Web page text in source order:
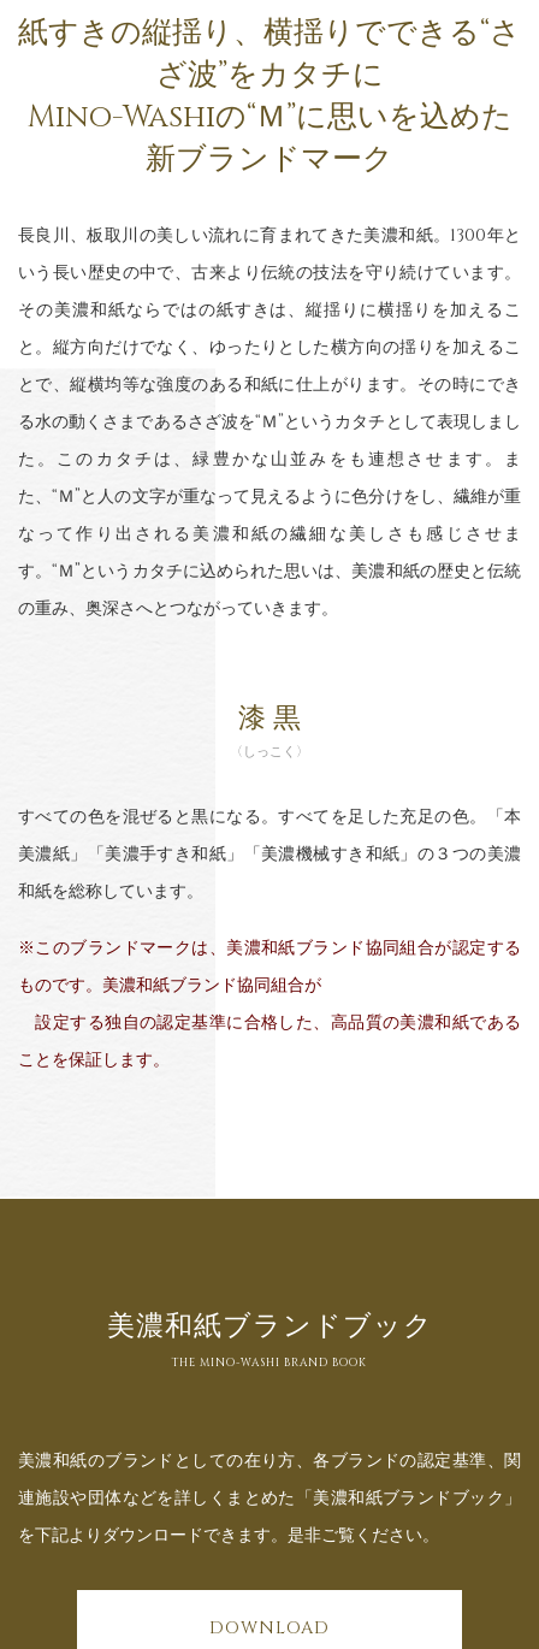
紙すきの縦揺り、 横揺りでできる“さ
ざ波”をカタチに
Mino-Washiの“Ｍ”に思いを込めた
新ブランドマーク
長良川、板取川の美しい流れに育まれてきた美濃和紙。1300年と
いう長い歴史の中で、古来より伝統の技法を守り続けています。
その美濃和紙ならではの紙すきは、縦揺りに横揺りを加えるこ
と。縦方向だけでなく、ゆったりとした横方向の揺りを加えるこ
とで、縦横均等な強度のある和紙に仕上がります。その時にでき
る水の動くさまであるさざ波を“Ｍ”というカタチとして表現しまし
た。このカタチは、緑豊かな山並みをも連想させます。ま
た、“Ｍ”と人の文字が重なって見えるように色分けをし、繊維が重
なって作り出される美濃和紙の繊細な美しさも感じさせま
す。“Ｍ”というカタチに込められた思いは、美濃和紙の歴史と伝統
の重み、奥深さへとつながっていきます。
漆 黒
〈しっこく〉
すべての色を混ぜると黒になる。すべてを足した充足の色。「本
美濃紙」「美濃手すき和紙」「美濃機械すき和紙」の３つの美濃
和紙を総称しています。
※このブランドマークは、美濃和紙ブランド協同組合が認定する
ものです。美濃和紙ブランド協同組合が
設定する独自の認定基準に合格した、高品質の美濃和紙である
ことを保証します。
美濃和紙ブランドブック
THE MINO-WASHI BRAND BOOK
美濃和紙のブランドとしての在り方、各ブランドの認定基準、関
連施設や団体などを詳しくまとめた「美濃和紙ブランドブック」
を下記よりダウンロードできます。是非ご覧ください。
DOWNLOAD